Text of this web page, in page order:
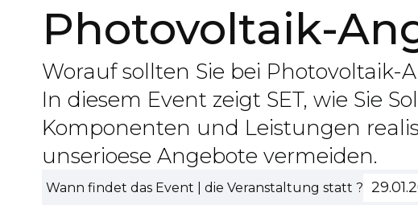
Photovoltaik-
Worauf sollten Sie bei
In diesem Event zeigt SET, wie Sie
Komponenten und Leistungen
unserioese Angebote vermeiden.
Wann findet das Event | die Veranstaltung statt ?